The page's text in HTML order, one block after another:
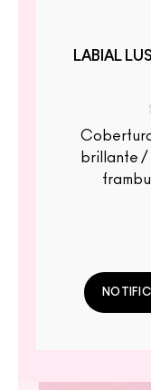
LABIAL
Cobertura transparente, acabado
brillante /